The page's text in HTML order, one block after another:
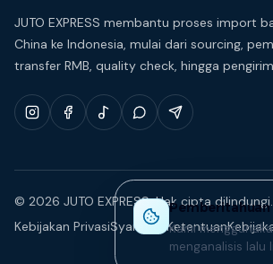
JUTO EXPRESS membantu proses import
China ke Indonesia, mulai dari sourcing,
transfer RMB, quality check, hingga
© 2026 JUTO EXPRESS.Hak cipta dilindungi.
Kebijakan PrivasiSyarat & Ketentuan
Pemberitahuan
Kami
menganalisis lalu